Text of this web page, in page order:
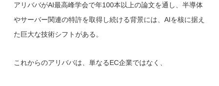
アリババがAI最高峰学会で年100本以上の論文を通し、半導体
やサーバー関連の特許を取得し続ける背景には、AIを核に据え
た巨大な技術シフトがある。
これからのアリババは、単なるEC企業ではなく、